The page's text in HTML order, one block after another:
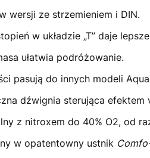
wersji ze strzemieniem i DIN.
w układzie „T” daje
ułatwia podróżowanie.
pasują do innych modeli
dźwignia sterująca
z nitroxem do 40% O2, od
w opatentowny ustnik